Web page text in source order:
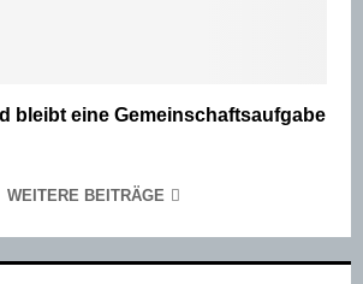
bleibt eine Gemeinschaftsaufgabe
WEITERE BEITRÄGE